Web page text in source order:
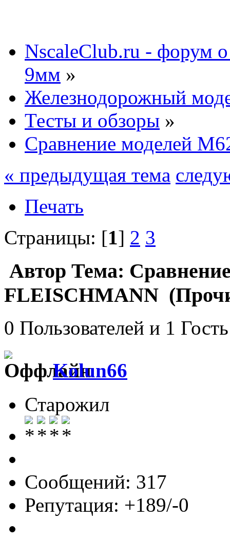
NscaleClub.ru - форум
9мм »
Железнодорожный
Тесты и обзоры »
Сравнение моделей
« предыдущая тема
Печать
Страницы: [1] 2 3
Автор Тема:
FLEISCHMANN
0 Пользователей и 1
Kolun66
Старожил
Сообщений: 317
Репутация: +189/-0